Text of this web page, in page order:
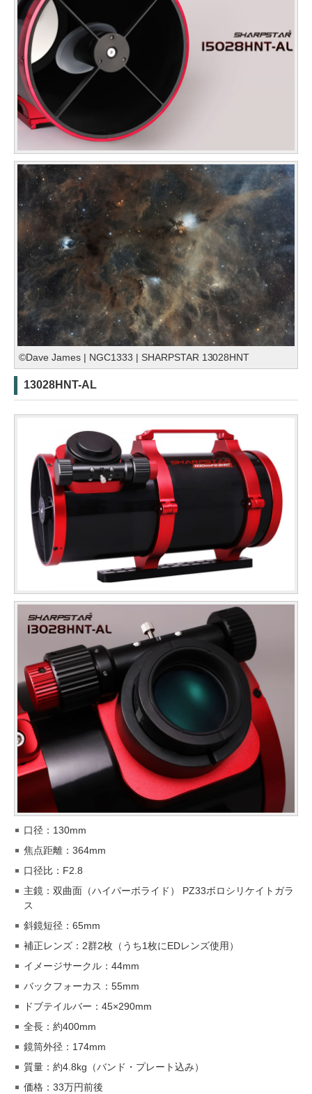
©Dave James | NGC1333 | SHARPSTAR 13028HNT
13028HNT-AL
口径：130mm
焦点距離：364mm
口径比：F2.8
主鏡：双曲面（ハイパーボライド） PZ33ボロシリケイトガラ
ス
斜鏡短径：65mm
補正レンズ：2群2枚（うち1枚にEDレンズ使用）
イメージサークル：44mm
バックフォーカス：55mm
ドブテイルバー：45×290mm
全長：約400mm
鏡筒外径：174mm
質量：約4.8kg（バンド・プレート込み）
価格：33万円前後